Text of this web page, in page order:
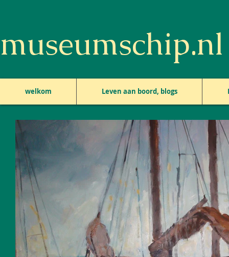
museumschip.nl
welkom Leven aan boord, blogs